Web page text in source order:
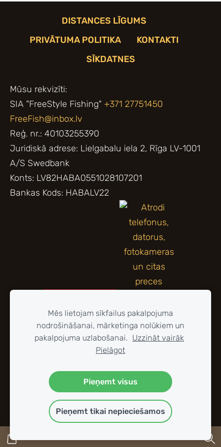
DISTANCES LĪGUMS
PRIVĀTUMA POLITIKA
KONTAKTI
SĪKDATNES
Mūsu rekvizīti:
SIA "FreeStyle Fishing" +371 27751450
FreeFish@inbox.lv
Reģ. nr.: 40103255390
Juridiskā adrese: Lielgabalu iela 2, Rīga LV-1001
A/S Swedbank
Konts: LV82HABA0551028107201
Bankas Kods: HABALV22
Mēs lietojam sīkfailus pakalpojuma
nodrošināšanai, mārketinga nolūkiem un
pakalpojuma uzlabošanai. Uzzināt vairāk
Pielāgot
Pieņemt visus
Pieņemt tikai nepieciešamos